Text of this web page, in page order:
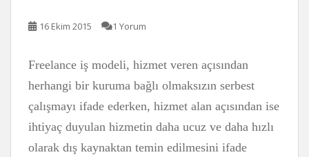
16 Ekim 2015 1 Yorum
Freelance iş modeli, hizmet veren açısından
herhangi bir kuruma bağlı olmaksızın serbest
çalışmayı ifade ederken, hizmet alan açısından ise
ihtiyaç duyulan hizmetin daha ucuz ve daha hızlı
olarak dış kaynaktan temin edilmesini ifade